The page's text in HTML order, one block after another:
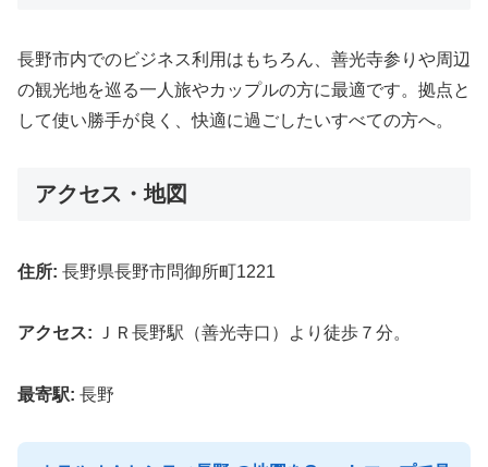
長野市内でのビジネス利用はもちろん、善光寺参りや周辺
の観光地を巡る一人旅やカップルの方に最適です。拠点と
して使い勝手が良く、快適に過ごしたいすべての方へ。
アクセス・地図
住所: 長野県長野市問御所町1221
アクセス: ＪＲ長野駅（善光寺口）より徒歩７分。
最寄駅: 長野